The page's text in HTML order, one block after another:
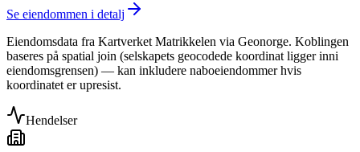
Se eiendommen i detalj
Eiendomsdata fra Kartverket Matrikkelen via Geonorge. Koblingen
baseres på spatial join (selskapets geocodede koordinat ligger inni
eiendomsgrensen) — kan inkludere naboeiendommer hvis
koordinatet er upresist.
Hendelser